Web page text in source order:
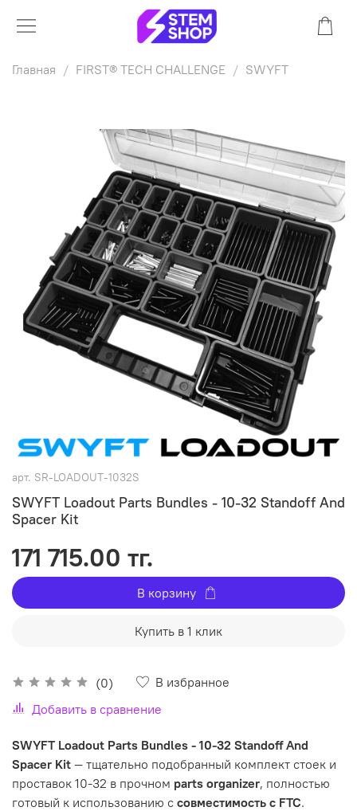
Главная FIRST® TECH CHALLENGE SWYFT
арт. SR-LOADOUT-1032S
SWYFT Loadout Parts Bundles - 10-32 Standoff And
Spacer Kit
(0)
В избранное
Добавить в сравнение
171 715.00 тг.
В корзину
Купить в 1 клик
SWYFT Loadout Parts Bundles - 10-32 Standoff And
Spacer Kit — тщательно подобранный комплект стоек и
проставок 10-32 в прочном parts organizer, полностью
готовый к использованию с совместимость с FTC.